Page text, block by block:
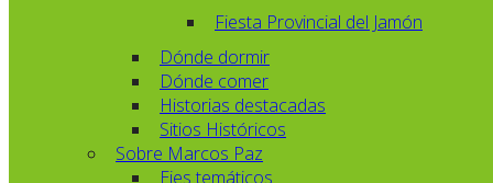
Fiesta Provincial del Jamón
Dónde dormir
Dónde comer
Historias destacadas
Sitios Históricos
Sobre Marcos Paz
Ejes temáticos